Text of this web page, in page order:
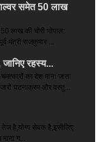
समेत 50 लाख
लाख की चोरी भोपाल:
मंत्री राजकुमार ...
रहस्य...
का देश माना जाता
घटनाक्रम और वस्तु...
तेज है,योग्य सेवक है,इसीलिए
ग...